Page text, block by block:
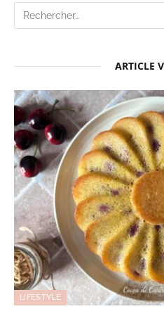
ARTICLE
LIFESTYLE